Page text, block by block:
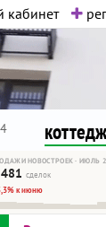
кабинет
вам.
НОВОСТРОЕК · ИЮЛЬ
сделок
к июню